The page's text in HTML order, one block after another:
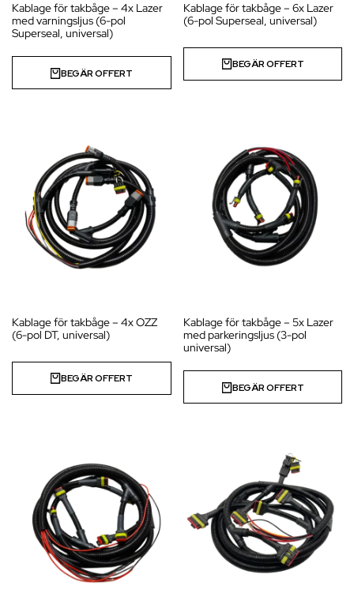
Kablage för takbåge – 4x Lazer
med varningsljus (6-pol
Superseal, universal)
BEGÄR OFFERT
Kablage för takbåge – 6x Lazer
(6-pol Superseal, universal)
BEGÄR OFFERT
Kablage för takbåge – 4x OZZ
(6-pol DT, universal)
BEGÄR OFFERT
Kablage för takbåge – 5x Lazer
med parkeringsljus (3-pol
universal)
BEGÄR OFFERT